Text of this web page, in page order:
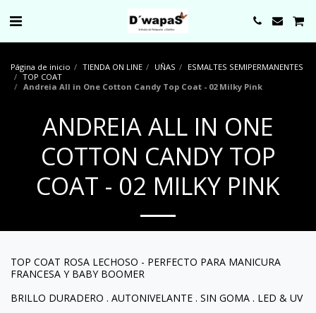
Página de inicio TIENDA ON LINE UÑAS
ESMALTES SEMIPERMANENTES
TOP COAT
Andreia All in One Cotton Candy Top Coat - 02 Milky Pink
ANDREIA ALL IN ONE
COTTON CANDY TOP
COAT - 02 MILKY PINK
TOP COAT ROSA LECHOSO - PERFECTO PARA MANICURA
FRANCESA Y BABY BOOMER
BRILLO DURADERO . AUTONIVELANTE . SIN GOMA . LED & UV